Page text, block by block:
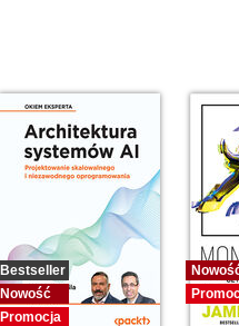
Bestseller
Nowość
Promocja